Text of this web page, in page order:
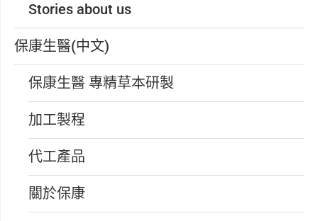
Stories about us
保康生醫(中文)
保康生醫 專精草本研製
加工製程
代工產品
關於保康